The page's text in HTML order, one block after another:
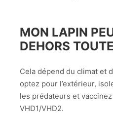
MON LAPIN
DEHORS
Cela dépend du climat et
optez pour l’extérieur,
les prédateurs et
VHD1/VHD2.